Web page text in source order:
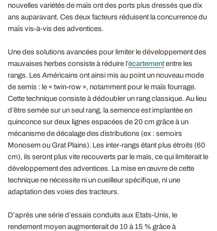
nouvelles variétés de maïs ont des ports plus dressés que dix
ans auparavant. Ces deux facteurs réduisent la concurrence du
maïs vis-à-vis des adventices.
Une des solutions avancées pour limiter le développement des
mauvaises herbes consiste à réduire l’écartemententre les
rangs. Les Américains ont ainsi mis au point un nouveau mode
de semis : le « twin-row », notamment pour le maïs fourrage.
Cette technique consiste à dédoubler un rang classique. Au lieu
d’être semée sur un seul rang, la semence est implantée en
quinconce sur deux lignes espacées de 20 cm grâce à un
mécanisme de décalage des distributions (ex : semoirs
Monosem ou Grat Plains). Les inter-rangs étant plus étroits (60
cm), ils seront plus vite recouverts par le maïs, ce qui limiterait le
développement des adventices. La mise en œuvre de cette
technique ne nécessite ni un cueilleur spécifique, ni une
adaptation des voies des tracteurs.
D’après une série d’essais conduits aux Etats-Unis, le
rendement moyen augmenterait de 10 à 15 % grâce à